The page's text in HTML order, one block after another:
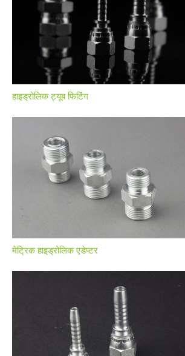
हाइड्रोलिक ट्यूब फिटिंग
मेट्रिक हाइड्रोलिक एडेप्टर